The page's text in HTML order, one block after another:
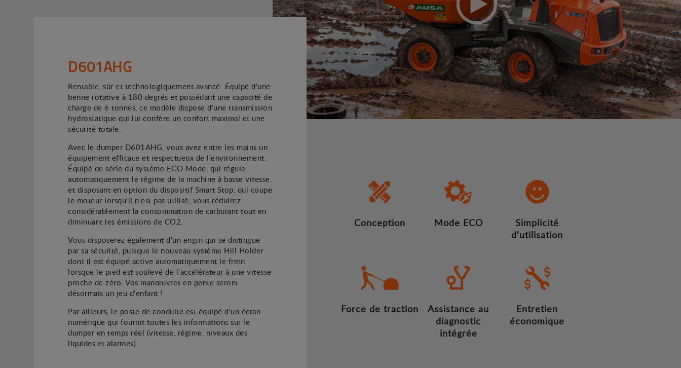
D601AHG
Rentable, sûr et technologiquement avancé. Équipé d'une
benne rotative à 180 degrés et possédant une capacité de
charge de 6 tonnes, ce modèle dispose d'une transmission
hydrostatique qui lui confère un confort maximal et une
sécurité totale.
Avec le dumper D601AHG, vous avez entre les mains un
équipement efficace et respectueux de l'environnement.
Équipé de série du système ECO Mode, qui régule
automatiquement le régime de la machine à basse vitesse,
et disposant en option du dispositif Smart Stop, qui coupe
le moteur lorsqu'il n'est pas utilisé, vous réduirez
considérablement la consommation de carburant tout en
diminuant les émissions de CO2.
Vous disposerez également d'un engin qui se distingue
par sa sécurité, puisque le nouveau système Hill Holder
dont il est équipé active automatiquement le frein
lorsque le pied est soulevé de l'accélérateur à une vitesse
proche de zéro. Vos manœuvres en pente seront
désormais un jeu d'enfant !
Par ailleurs, le poste de conduite est équipé d'un écran
numérique qui fournit toutes les informations sur le
dumper en temps réel (vitesse, régime, niveaux des
liquides et alarmes).
Conception Mode ECO
Simplicité
d'utilisation
Force de traction
Assistance au
diagnostic
intégrée
Entretien
économique